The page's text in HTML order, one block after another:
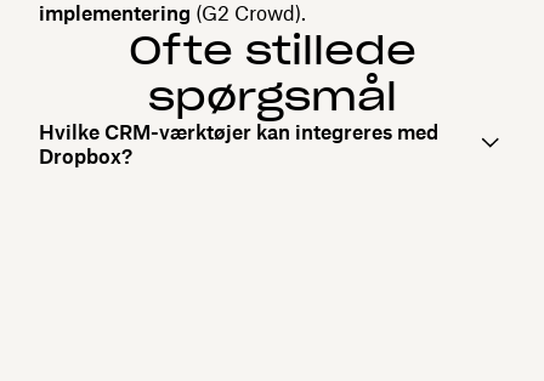
implementering (G2 Crowd).
Ofte stillede
spørgsmål
Hvilke CRM-værktøjer kan integreres med
Dropbox?